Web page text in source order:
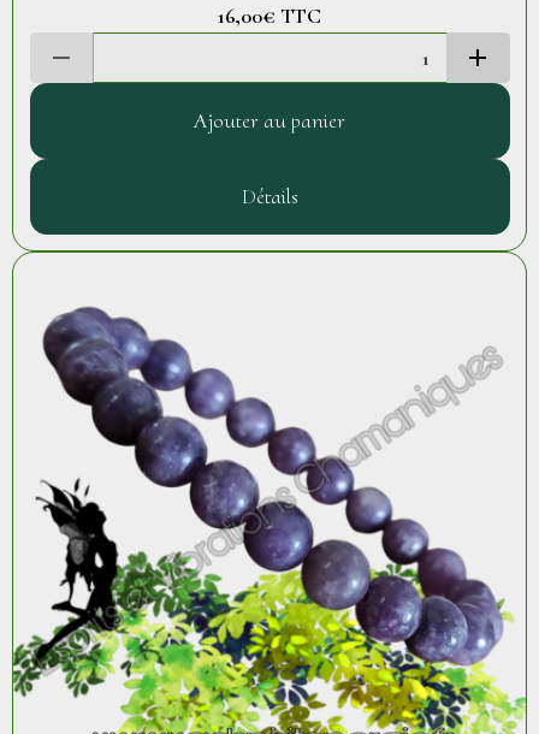
16,00€ TTC
Ajouter au panier
Détails